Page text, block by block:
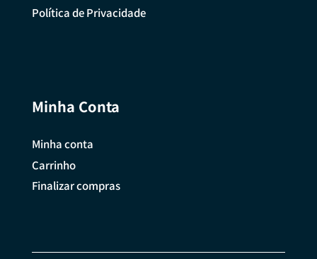
Política de Privacidade
Minha Conta
Minha conta
Carrinho
Finalizar compras